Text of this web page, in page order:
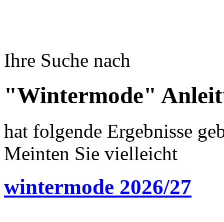
Ihre Suche nach
"Wintermode"
hat folgende Ergebnisse
Meinten Sie vielleicht
wintermode 2026/27